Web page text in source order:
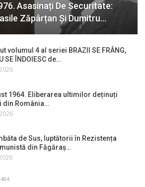
Asasinați De Securitate:
Zăpârțan Și Dumitru…
volumul 4 al seriei BRAZII SE FRÂNG,
SE ÎNDOIESC de…
1964. Eliberarea ultimilor deținuți
din România…
de Sus, luptătorii în Rezistența
din Făgăraș…